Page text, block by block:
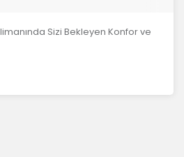
Sizi Bekleyen Konfor ve